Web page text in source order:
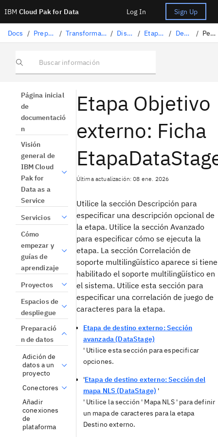
IBM Cloud Pak for Data Log In Sign Up
Docs / Preparación de datos / Transformación de datos con DataStage / Diseño de flujos / Etapas de DataStage / Destino externo / Pestaña Etapa
Buscar información
Página inicial
de
documentació
n
Visión
general de
IBM Cloud
Pak for
Data as a
Service
Servicios
Cómo
empezar y
guías de
aprendizaje
Proyectos
Espacios de
despliegue
Preparació
n de datos
Adición de
datos a un
proyecto
Conectores
Añadir
conexiones
de
plataforma
Etapa Objetivo
externo: Ficha
Última actualización: 08 ene. 2026
Utilice la sección Descripción para
especificar una descripción opcional de
la etapa. Utilice la sección Avanzado
para especificar cómo se ejecuta la
etapa. La sección Correlación de
soporte multilingüísticoaparece si tiene
habilitado el soporte multilingüístico en
el sistema. Utilice esta sección para
especificar una correlación de juego de
caracteres para la etapa.
Etapa de destino externo: Sección
avanzada (DataStage)
' Utilice esta sección para especificar
opciones.
'Etapa de destino externo: Sección del
mapa NLS (DataStage) '
' Utilice la sección ' Mapa NLS' para definir
un mapa de caracteres para la etapa
Destino externo.